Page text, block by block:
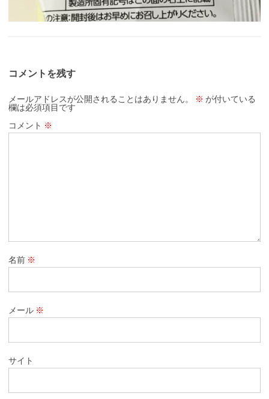
コメントを残す
メールアドレスが公開されることはありません。 ※ が付いている
欄は必須項目です
コメント ※
名前 ※
メール ※
サイト